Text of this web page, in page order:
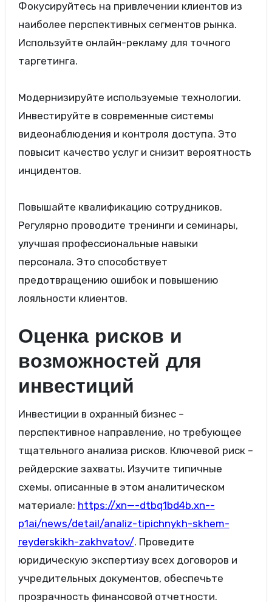
Фокусируйтесь на привлечении клиентов из
наиболее перспективных сегментов рынка.
Используйте онлайн-рекламу для точного
таргетинга.
Модернизируйте используемые технологии.
Инвестируйте в современные системы
видеонаблюдения и контроля доступа. Это
повысит качество услуг и снизит вероятность
инцидентов.
Повышайте квалификацию сотрудников.
Регулярно проводите тренинги и семинары,
улучшая профессиональные навыки
персонала. Это способствует
предотвращению ошибок и повышению
лояльности клиентов.
Оценка рисков и
возможностей для
инвестиций
Инвестиции в охранный бизнес –
перспективное направление, но требующее
тщательного анализа рисков. Ключевой риск –
рейдерские захваты. Изучите типичные
схемы, описанные в этом аналитическом
материале: https://xn—-dtbq1bd4b.xn--
p1ai/news/detail/analiz-tipichnykh-skhem-
reyderskikh-zakhvatov/. Проведите
юридическую экспертизу всех договоров и
учредительных документов, обеспечьте
прозрачность финансовой отчетности.